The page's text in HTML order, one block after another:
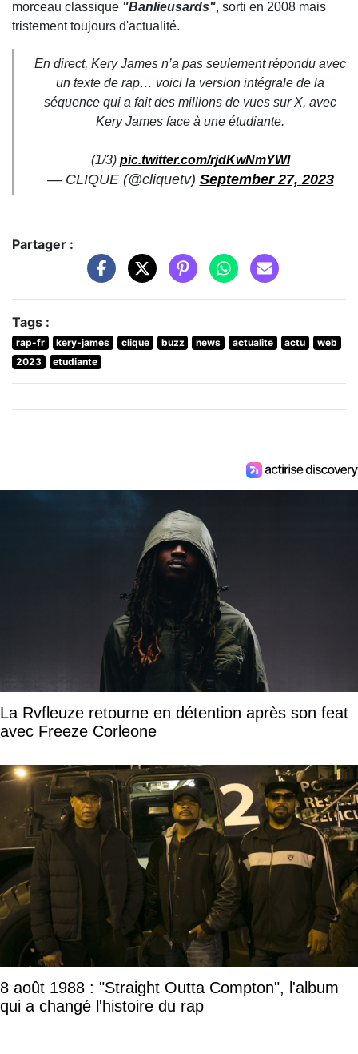
morceau classique "Banlieusards", sorti en 2008 mais
tristement toujours d'actualité.
En direct, Kery James n’a pas seulement répondu avec
un texte de rap… voici la version intégrale de la
séquence qui a fait des millions de vues sur X, avec
Kery James face à une étudiante.
(1/3) pic.twitter.com/rjdKwNmYWI
— CLIQUE (@cliquetv) September 27, 2023
Partager :
Tags :
rap-fr kery-james clique buzz news actualite actu
web
2023
etudiante
La Rvfleuze retourne en détention après son feat
avec Freeze Corleone
8 août 1988 : "Straight Outta Compton", l'album
qui a changé l'histoire du rap